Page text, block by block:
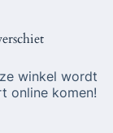
winkel wordt
online komen!